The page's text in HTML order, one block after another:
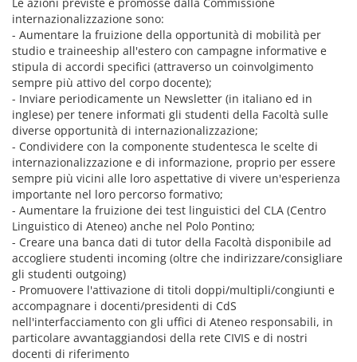
internazionalizzazione sono:
- Aumentare la fruizione della opportunità di mobilità per
studio e traineeship all'estero con campagne informative e
stipula di accordi specifici (attraverso un coinvolgimento
sempre più attivo del corpo docente);
- Inviare periodicamente un Newsletter (in italiano ed in
inglese) per tenere informati gli studenti della Facoltà sulle
diverse opportunità di internazionalizzazione;
- Condividere con la componente studentesca le scelte di
internazionalizzazione e di informazione, proprio per essere
sempre più vicini alle loro aspettative di vivere un'esperienza
importante nel loro percorso formativo;
- Aumentare la fruizione dei test linguistici del CLA (Centro
Linguistico di Ateneo) anche nel Polo Pontino;
- Creare una banca dati di tutor della Facoltà disponibile ad
accogliere studenti incoming (oltre che indirizzare/consigliare
gli studenti outgoing)
- Promuovere l'attivazione di titoli doppi/multipli/congiunti e
accompagnare i docenti/presidenti di CdS
nell'interfacciamento con gli uffici di Ateneo responsabili, in
particolare avvantaggiandosi della rete CIVIS e di nostri
docenti di riferimento